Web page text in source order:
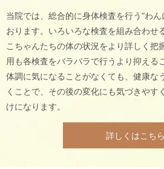
当院では、総合的に身体検査を行う”わ
おります。いろいろな検査を組み合わせ
こちゃんたちの体の状況をより詳しく把
用も各検査をバラバラで行うより抑える
体調に気になることがなくても、健康な
くことで、その後の変化にも気づきやす
けになります。
詳しくはこちら